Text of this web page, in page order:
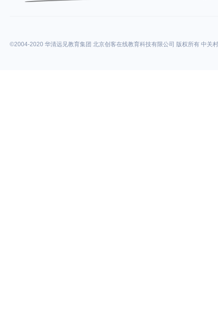
©2004-2020 华清远见教育集团 北京创客在线教育科技有限公司 版权所有 中关